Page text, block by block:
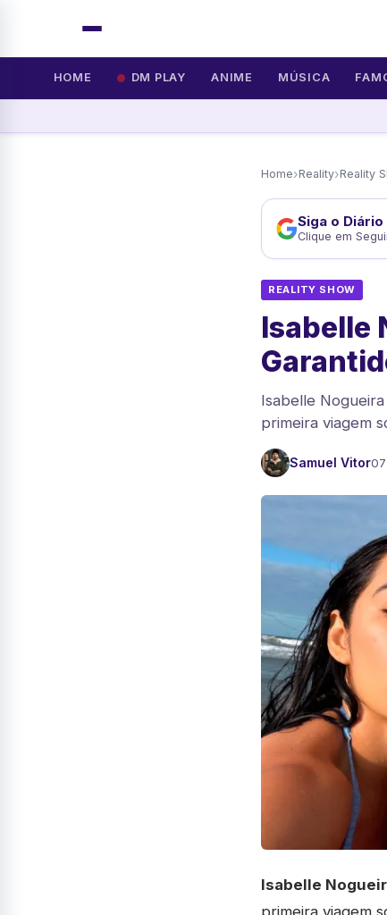
HOME DM PLAY ANIME MÚSICA
Home›Reality›Reality
Siga o
Clique em
REALITY SHOW
Isabelle
Isabelle
primeira viagem
Samuel Vitor
Isabelle